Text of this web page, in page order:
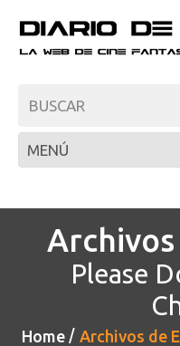
Please
Home
Archivos de